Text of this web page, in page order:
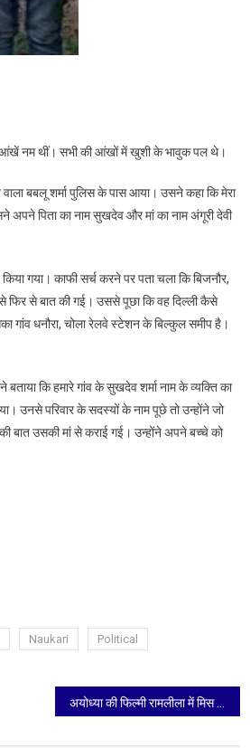
आंखें नम थीं। सभी की आंखों में खुशी के भावुक पल थे।
बबलू शर्मा पुलिस के पास आया। उसने कहा कि मेरा
पिता का नाम सुखदेव और मां का नाम अंगूरी देवी
गया। काफी सर्च करने पर पता चला कि बिजनौर,
फिर से बात की गई। उससे पूछा कि वह दिल्ली कैसे
गांव धनौरा, चोला रेलवे स्टेशन के बिल्कुल समीप है।
कि हमारे गांव के सुखदेव शर्मा नाम के व्यक्ति का
उनसे परिवार के सदस्यों के नाम पूछे तो उन्होंने जो
बात उसकी मां से कराई गई। उन्होंने अपने बच्चे को
Naukari
Political